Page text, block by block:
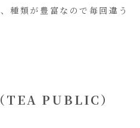
種類が豊富なので毎回違う
TEA PUBLIC）